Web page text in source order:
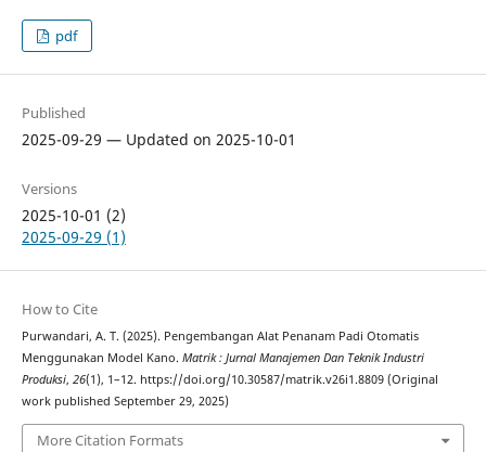
pdf
Published
2025-09-29 — Updated on 2025-10-01
Versions
2025-10-01 (2)
2025-09-29 (1)
How to Cite
Purwandari, A. T. (2025). Pengembangan Alat Penanam Padi Otomatis
Menggunakan Model Kano. Matrik : Jurnal Manajemen Dan Teknik Industri
Produksi, 26(1), 1–12. https://doi.org/10.30587/matrik.v26i1.8809 (Original
work published September 29, 2025)
More Citation Formats